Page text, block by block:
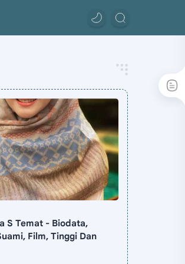
S Temat - Biodata,
Film, Tinggi Dan